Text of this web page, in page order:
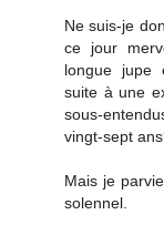
Ne suis-je
ce jour
longue jupe
suite à une
sous-
vingt-sept
Mais je
solennel.